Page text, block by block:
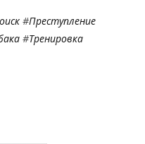
#Преступление
#Тренировка